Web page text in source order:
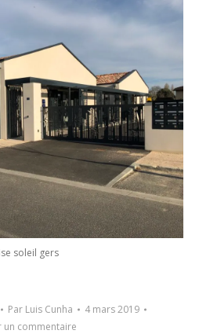
soleil gers
Par Luis Cunha
4 mars 2019
un commentaire